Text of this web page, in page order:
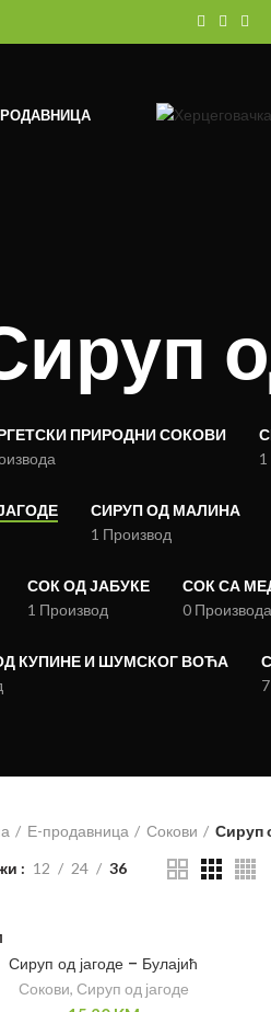
ПРИРОДНИ СОКОВИ
СИРУП ОД МАЛИНА
1 Производ
СОК ОД ЈАБУКЕ
1 Производ
СОК СА
0 Производа
КУПИНЕ И ШУМСКОГ ВОЋА
Е-продавница Сокови
Сируп
12 24 36
Сируп од јагоде – Булајић
Сокови, Сируп од јагоде